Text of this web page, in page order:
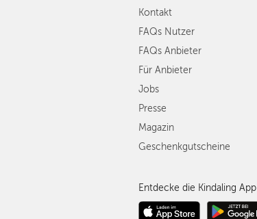
Kontakt
FAQs Nutzer
FAQs Anbieter
Für Anbieter
Jobs
Presse
Magazin
Geschenkgutscheine
Entdecke die Kindaling App